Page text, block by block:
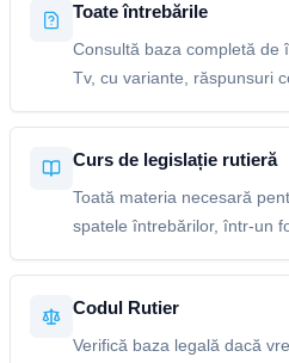
Toate întrebările
Consultă baza completă de
Tv, cu variante, răspunsuri
Curs de legislație rutieră
Toată materia necesară
spatele întrebărilor, într-un
Codul Rutier
Verifică baza legală dacă